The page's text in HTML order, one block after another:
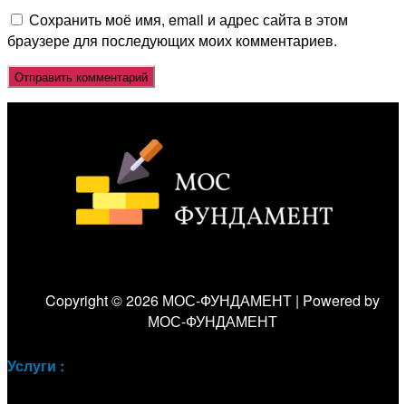
Сохранить моё имя, email и адрес сайта в этом
браузере для последующих моих комментариев.
Copyright © 2026 МОС-ФУНДАМЕНТ | Powered by
МОС-ФУНДАМЕНТ
Услуги :